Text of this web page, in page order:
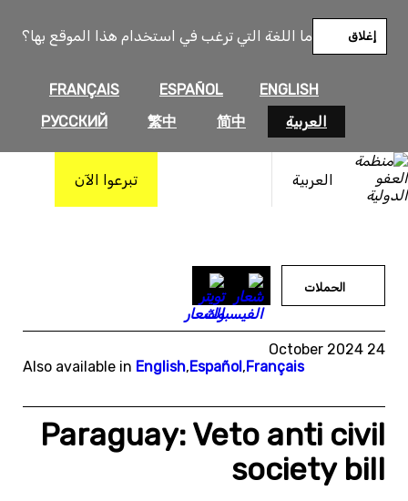
ما اللغة التي ترغب في استخدام هذا الموقع بها؟
ENGLISH
ESPAÑOL
FRANÇAIS
العربية
简中
繁中
РУССКИЙ
إغلاق
العربية تبرعوا الآن
المحتوى
الحملات
24 October 2024
Also available in English,Español,Français
Paraguay: Veto anti civil
society bill